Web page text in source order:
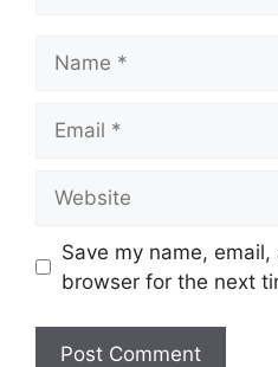
Save my name,
browser for the next